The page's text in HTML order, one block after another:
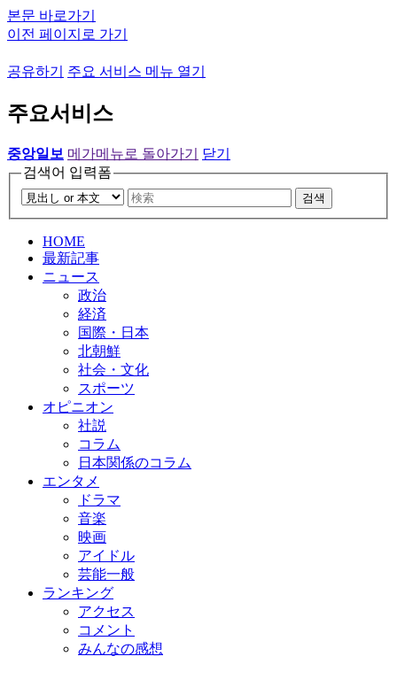
본문 바로가기
이전 페이지로 가기
공유하기 주요 서비스 메뉴 열기
주요서비스
중앙일보 메가메뉴로 돌아가기
닫기
검색어 입력폼
검색
HOME
最新記事
ニュース
政治
経済
国際・日本
北朝鮮
社会・文化
スポーツ
オピニオン
社説
コラム
日本関係のコラム
エンタメ
ドラマ
音楽
映画
アイドル
芸能一般
ランキング
アクセス
コメント
みんなの感想